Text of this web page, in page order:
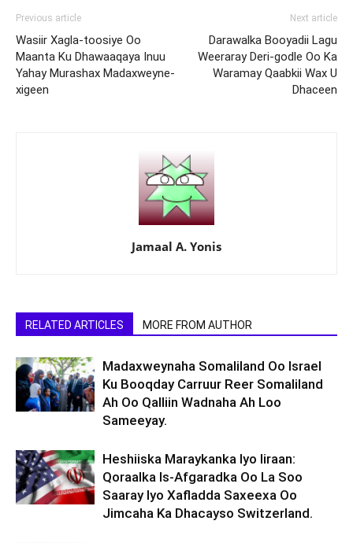
Previous article
Wasiir Xagla-toosiye Oo
Maanta Ku Dhawaaqaya Inuu
Yahay Murashax Madaxweyne-
xigeen
Next article
Darawalka Booyadii Lagu
Weeraray Deri-godle Oo Ka
Waramay Qaabkii Wax U
Dhaceen
Jamaal A. Yonis
RELATED ARTICLES MORE FROM AUTHOR
Madaxweynaha Somaliland Oo Israel
Ku Booqday Carruur Reer Somaliland
Ah Oo Qalliin Wadnaha Ah Loo
Sameeyay.
Heshiiska Maraykanka Iyo Iiraan:
Qoraalka Is-Afgaradka Oo La Soo
Saaray Iyo Xafladda Saxeexa Oo
Jimcaha Ka Dhacayso Switzerland.